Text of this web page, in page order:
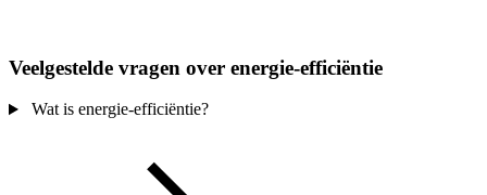
Veelgestelde vragen over energie-efficiëntie
Wat is energie-efficiëntie?